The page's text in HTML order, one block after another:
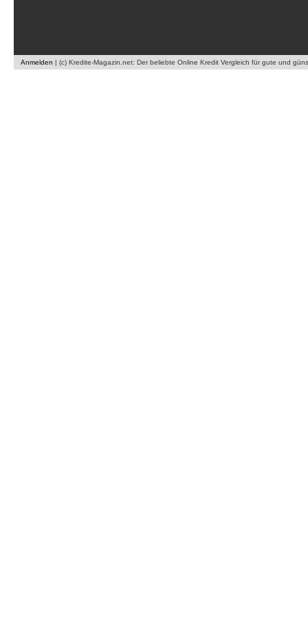
Anmelden | (c) Kredite-Magazin.net: Der beliebte Online Kredit Vergleich für gute und